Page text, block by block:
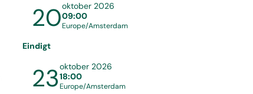
20oktober 2026
09:00
Europe/Amsterdam
Eindigt
23oktober 2026
18:00
Europe/Amsterdam